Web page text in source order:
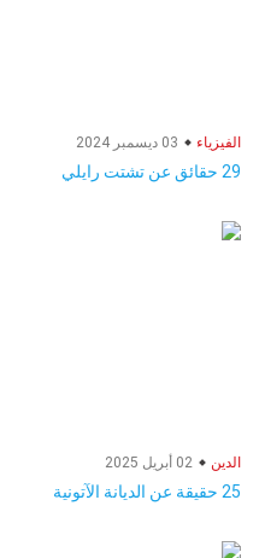
الفيزياء
29 حقائق عن تشتت رايلي
الدين
25 حقيقة عن الديانة الآتونية